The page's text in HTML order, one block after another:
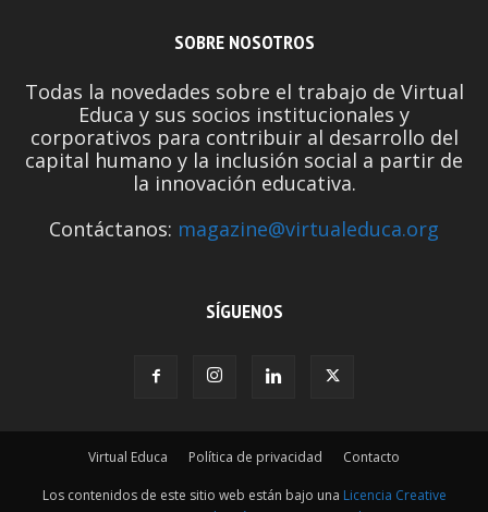
SOBRE NOSOTROS
Todas la novedades sobre el trabajo de Virtual
Educa y sus socios institucionales y
corporativos para contribuir al desarrollo del
capital humano y la inclusión social a partir de
la innovación educativa.
Contáctanos: magazine@virtualeduca.org
SÍGUENOS
Virtual Educa Política de privacidad Contacto
Los contenidos de este sitio web están bajo una Licencia Creative